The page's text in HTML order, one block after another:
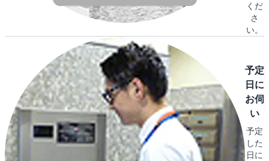
くだ
さ
い。
予定
日に
お伺
い
予定
した
日に